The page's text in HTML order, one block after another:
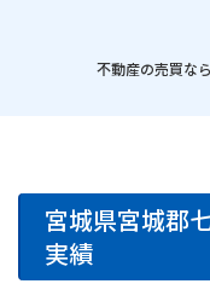
不動産の売買な
宮城県宮城郡
実績